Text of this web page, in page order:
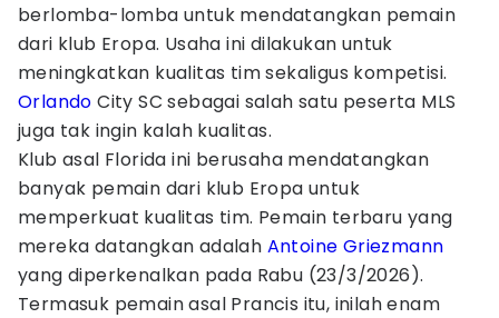
berlomba-lomba untuk mendatangkan pemain
dari klub Eropa. Usaha ini dilakukan untuk
meningkatkan kualitas tim sekaligus kompetisi.
Orlando City SC sebagai salah satu peserta MLS
juga tak ingin kalah kualitas.
Klub asal Florida ini berusaha mendatangkan
banyak pemain dari klub Eropa untuk
memperkuat kualitas tim. Pemain terbaru yang
mereka datangkan adalah Antoine Griezmann
yang diperkenalkan pada Rabu (23/3/2026).
Termasuk pemain asal Prancis itu, inilah enam